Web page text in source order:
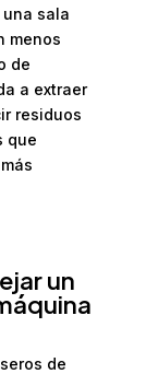
sala
menos
de
a extraer
residuos
que
un
de